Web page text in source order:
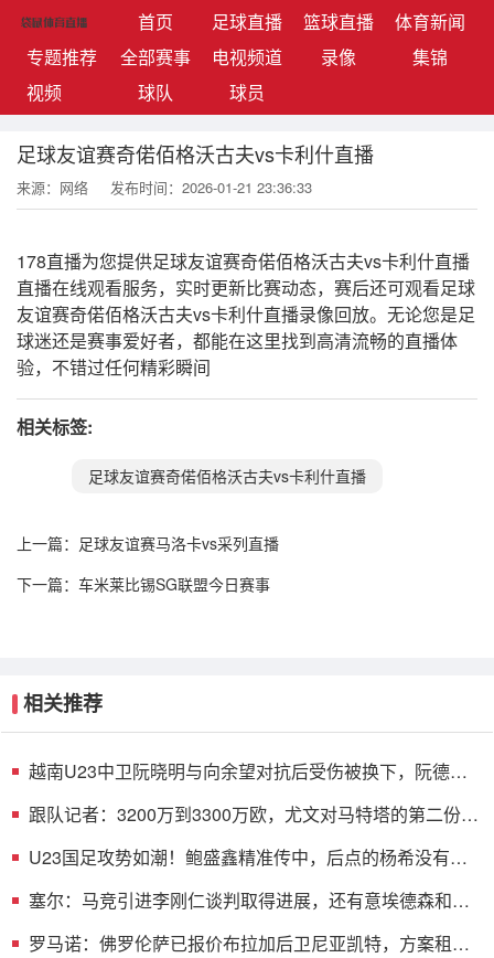
首页(current)足球直播 篮球直播
体育新闻
专题推荐
全部赛事 电视频道 录像
集锦
视频
球队 球员
足球友谊赛奇偌佰格沃古夫vs卡利什直播
来源：网络 发布时间：2026-01-21 23:36:33
178直播为您提供足球友谊赛奇偌佰格沃古夫vs卡利什直播
直播在线观看服务，实时更新比赛动态，赛后还可观看足球
友谊赛奇偌佰格沃古夫vs卡利什直播录像回放。无论您是足
球迷还是赛事爱好者，都能在这里找到高清流畅的直播体
验，不错过任何精彩瞬间
相关标签:
足球友谊赛奇偌佰格沃古夫vs卡利什直播
上一篇： 足球友谊赛马洛卡vs采列直播
下一篇： 车米莱比锡SG联盟今日赛事
相关推荐
越南U23中卫阮晓明与向余望对抗后受伤被换下，阮德英
跟队记者：3200万到3300万欧，尤文对马特塔的第二份报
U23国足攻势如潮！鲍盛鑫精准传中，后点的杨希没有顶
塞尔：马竞引进李刚仁谈判取得进展，还有意埃德森和若
罗马诺：佛罗伦萨已报价布拉加后卫尼亚凯特，方案租借